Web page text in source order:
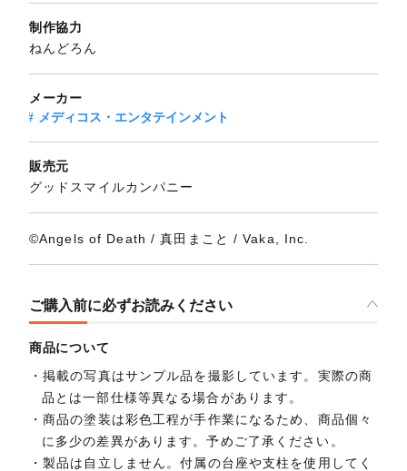
制作協力
ねんどろん
メーカー
メディコス・エンタテインメント
販売元
グッドスマイルカンパニー
©Angels of Death / 真田まこと / Vaka, Inc.
ご購入前に必ずお読みください
商品について
掲載の写真はサンプル品を撮影しています。実際の商
品とは一部仕様等異なる場合があります。
商品の塗装は彩色工程が手作業になるため、商品個々
に多少の差異があります。予めご了承ください。
製品は自立しません。付属の台座や支柱を使用してく